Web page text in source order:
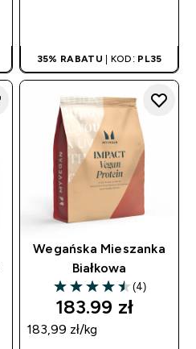
35% RABATU | KOD: PL35
Wegańska Mieszanka
Białkowa
4.5 out of 5 stars
(4)
183.99 zł‎
183,99 zł‎/kg